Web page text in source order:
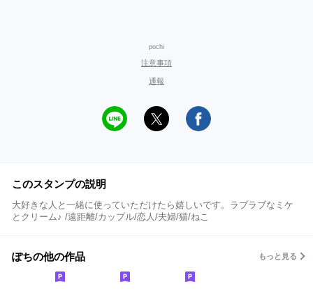
pochi
注意事項
通報
このスタンプの説明
大好きな人と一緒に使っていただけたら嬉しいです。ラブラブなミケ
とクリーム♪ /遠距離/カップル/恋人/夫婦/猫/ねこ
ぽちの他の作品 もっと見る